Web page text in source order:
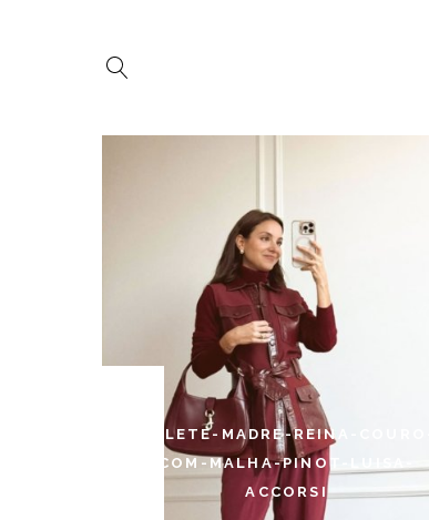
COLETE-MADRE-REINA-COURO-
COM-MALHA-PINOT-LUISA-
ACCORSI